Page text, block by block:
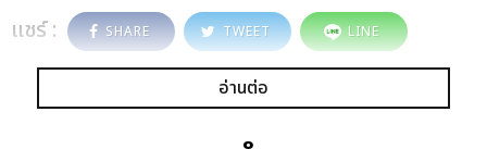
แชร์ : SHARE TWEET LINE
อ่านต่อ